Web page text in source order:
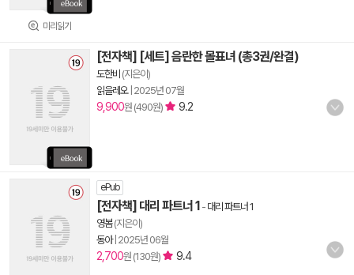
미리읽기
[전자책] [세트] 음란한 몰표녀 (총3권/완결)
도한비 (지은이)
읽을레오| 2025년 07월
9,900원 (490원) 9.2
ePub
[전자책] 대리 파트너 1 - 대리 파트너 1
영봄(지은이)
동아| 2025년 06월
2,700원 (130원) 9.4